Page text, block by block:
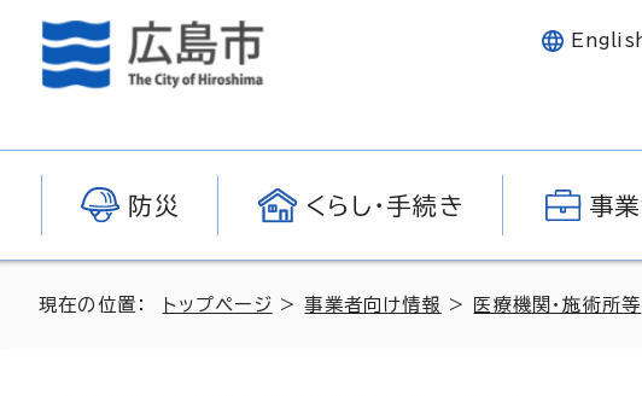
防災 くらし・手続き 事
現在の位置： トップページ >事業者向け情報 > 医療機関・施術所等